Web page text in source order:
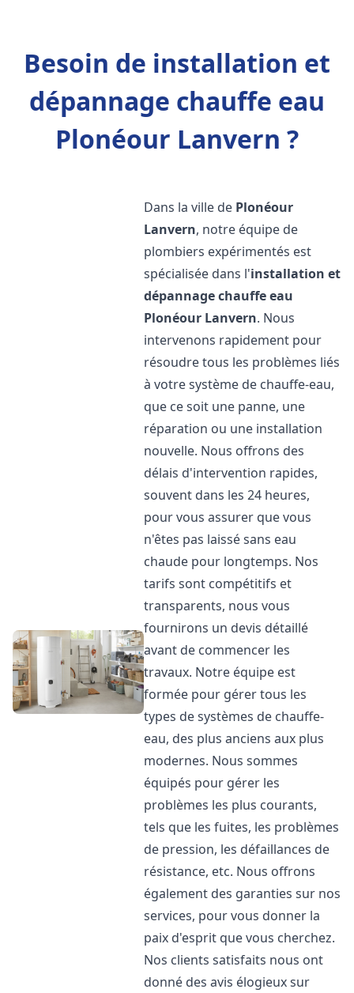
Besoin de installation et
dépannage chauffe eau
Plonéour Lanvern ?
Dans la ville de Plonéour
Lanvern, notre équipe de
plombiers expérimentés est
spécialisée dans l'installation et
dépannage chauffe eau
Plonéour Lanvern. Nous
intervenons rapidement pour
résoudre tous les problèmes liés
à votre système de chauffe-eau,
que ce soit une panne, une
réparation ou une installation
nouvelle. Nous offrons des
délais d'intervention rapides,
souvent dans les 24 heures,
pour vous assurer que vous
n'êtes pas laissé sans eau
chaude pour longtemps. Nos
tarifs sont compétitifs et
transparents, nous vous
fournirons un devis détaillé
avant de commencer les
travaux. Notre équipe est
formée pour gérer tous les
types de systèmes de chauffe-
eau, des plus anciens aux plus
modernes. Nous sommes
équipés pour gérer les
problèmes les plus courants,
tels que les fuites, les problèmes
de pression, les défaillances de
résistance, etc. Nous offrons
également des garanties sur nos
services, pour vous donner la
paix d'esprit que vous cherchez.
Nos clients satisfaits nous ont
donné des avis élogieux sur